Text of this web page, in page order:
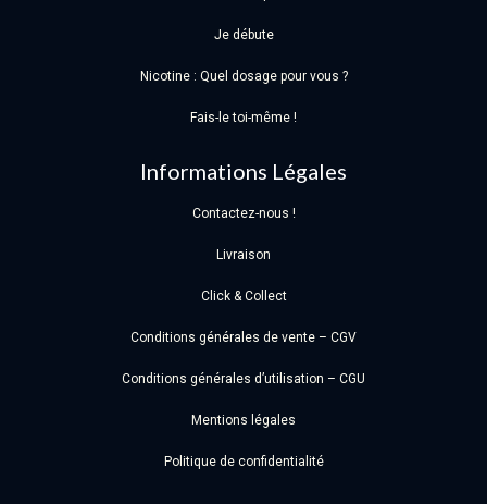
Je débute
Nicotine : Quel dosage pour vous ?
Fais-le toi-même !
Informations Légales
Contactez-nous !
Livraison
Click & Collect
Conditions générales de vente – CGV
Conditions générales d’utilisation – CGU
Mentions légales
Politique de confidentialité